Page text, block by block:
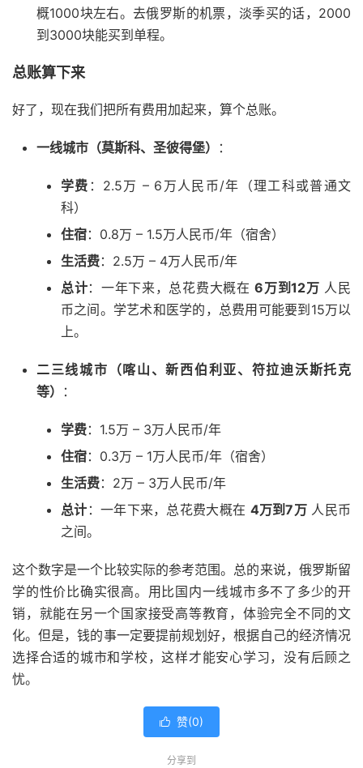
概1000块左右。去俄罗斯的机票，淡季买的话，2000
到3000块能买到单程。
总账算下来
好了，现在我们把所有费用加起来，算个总账。
一线城市（莫斯科、圣彼得堡） ：
学费 ：2.5万 – 6万人民币/年（理工科或普通文
科）
住宿：0.8万 – 1.5万人民币/年（宿舍）
生活费：2.5万 – 4万人民币/年
总计：一年下来，总花费大概在6万到12万 人民
币之间。学艺术和医学的，总费用可能要到15万以
上。
二三线城市（喀山、新西伯利亚、符拉迪沃斯托克
等）
：
学费：1.5万 – 3万人民币/年
住宿：0.3万 – 1万人民币/年（宿舍）
生活费：2万 – 3万人民币/年
总计 ：一年下来，总花费大概在 4万到7万 人民币
之间。
这个数字是一个比较实际的参考范围。总的来说，俄罗斯留
学的性价比确实很高。用比国内一线城市多不了多少的开
销，就能在另一个国家接受高等教育，体验完全不同的文
化。但是，钱的事一定要提前规划好，根据自己的经济情况
选择合适的城市和学校，这样才能安心学习，没有后顾之
忧。
 赞(0)
分享到